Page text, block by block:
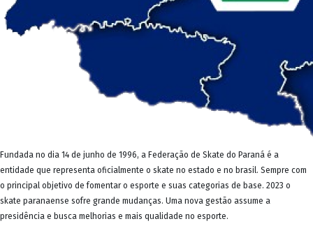
Fundada no dia 14 de junho de 1996, a Federação de Skate do Paraná é a
entidade que representa oficialmente o skate no estado e no brasil. Sempre com
o principal objetivo de fomentar o esporte e suas categorias de base. 2023 o
skate paranaense sofre grande mudanças. Uma nova gestão assume a
presidência e busca melhorias e mais qualidade no esporte.